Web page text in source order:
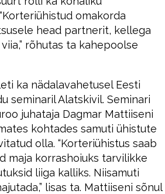
omakorda
head partnerit, kellega
rõhutas ta kahepoolse
ka nädalavahetusel Eesti
seminaril Alatskivil. Seminari
juhataja Dagmar Mattiiseni
kohtades samuti ühistute
olla. “Korteriühistus saab
maja korrashoiuks tarvilikke
liiga kalliks. Niisamuti
lisas ta. Mattiiseni sõnul